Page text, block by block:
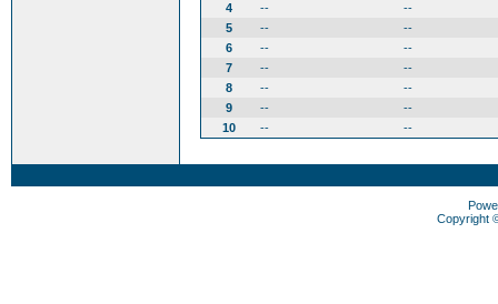
4
--
--
5
--
--
6
--
--
7
--
--
8
--
--
9
--
--
10
-- --
Copyright